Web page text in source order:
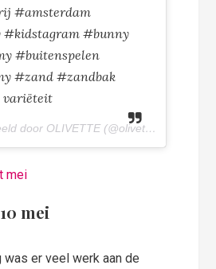
#amsterdam
#kidstagram #bunny
#buitenspelen
#zand #zandbak
variëteit
Een bericht gedeeld door OLIVETTE (@olivettepuntnl) op
mei
er veel werk aan de